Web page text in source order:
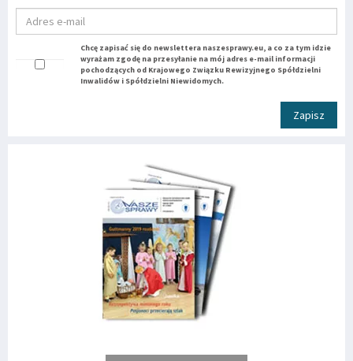
Chcę zapisać się do newslettera naszesprawy.eu, a co za tym idzie
wyrażam zgodę na przesyłanie na mój adres e-mail informacji
pochodzących od Krajowego Związku Rewizyjnego Spółdzielni
Inwalidów i Spółdzielni Niewidomych.
Zapisz